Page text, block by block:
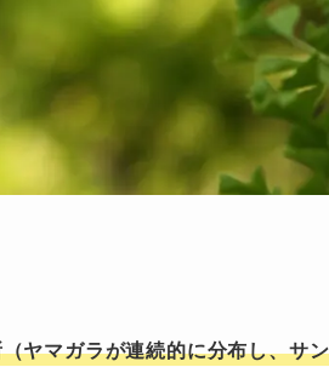
ヤマガラが連続的に分布し、サン